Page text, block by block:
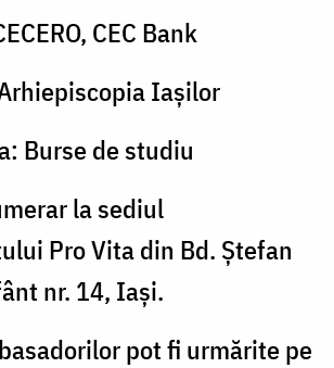
CEC Bank
Iașilor
Burse de studiu
la sediul
Pro Vita din Bd. Ștefan
nr. 14, Iași.
pot fi urmărite pe